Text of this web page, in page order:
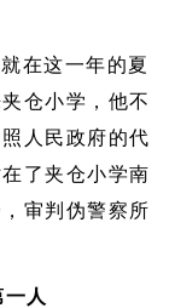
在这一年的夏
仓小学，他不
人民政府的代
了夹仓小学南
审判伪警察所
人